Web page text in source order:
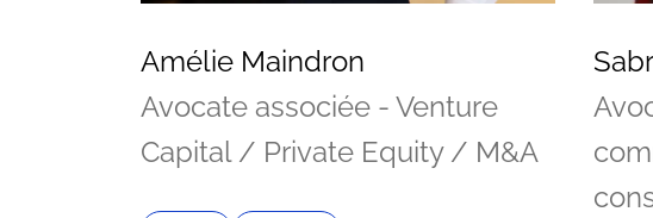
Amélie Maindron
Avocate associée - Venture
Capital / Private Equity / M&A